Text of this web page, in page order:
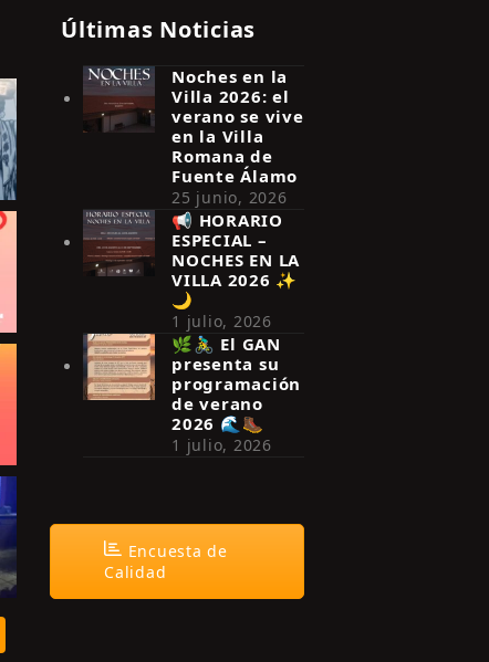
Últimas Noticias
Noches en la
Villa 2026: el
verano se vive
en la Villa
Romana de
Fuente Álamo
25 junio, 2026
📢 HORARIO
ESPECIAL –
NOCHES EN LA
VILLA 2026 ✨
🌙
1 julio, 2026
🌿🚴‍♂️ El GAN
presenta su
programación
de verano
2026 🌊🥾
1 julio, 2026
Encuesta de
Calidad